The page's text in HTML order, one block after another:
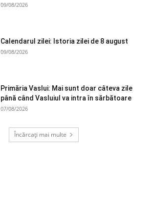
09/08/2026
Calendarul zilei: Istoria zilei de 8 august
09/08/2026
Primăria Vaslui: Mai sunt doar câteva zile
până când Vasluiul va intra în sărbătoare
07/08/2026
Încărcați mai multe